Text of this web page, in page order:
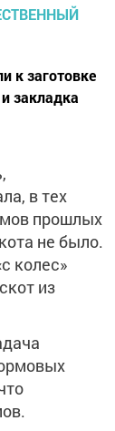
к заготовке
закладка
в тех
прошлых
не было.
колес»
из